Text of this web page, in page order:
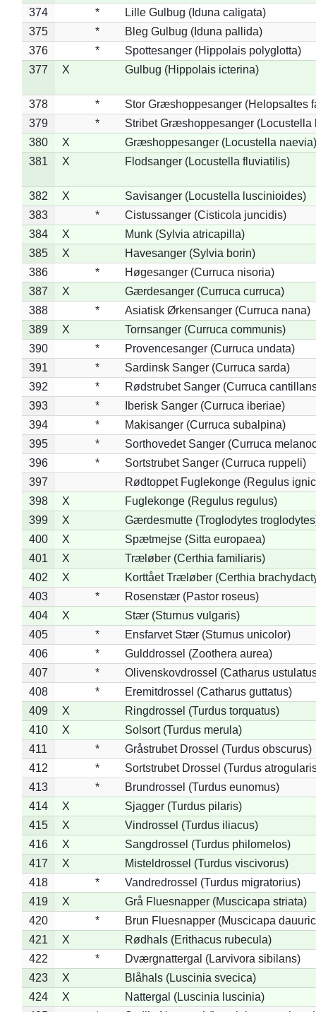
374
*
Lille Gulbug (Iduna caligata)
375
*
Bleg Gulbug (Iduna pallida)
376
*
Spottesanger (Hippolais polyglotta)
377
X Gulbug (Hippolais icterina)
378 *
Stor Græshoppesanger (Helopsaltes
379
*
Stribet Græshoppesanger (Locustella
380
X
Græshoppesanger (Locustella naevia)
381
X Flodsanger (Locustella fluviatilis)
382 X
Savisanger (Locustella luscinioides)
383
*
Cistussanger (Cisticola juncidis)
384
X
Munk (Sylvia atricapilla)
385
X
Havesanger (Sylvia borin)
386
*
Høgesanger (Curruca nisoria)
387
X
Gærdesanger (Curruca curruca)
388
*
Asiatisk Ørkensanger (Curruca nana)
389
X
Tornsanger (Curruca communis)
390
*
Provencesanger (Curruca undata)
391
*
Sardinsk Sanger (Curruca sarda)
392
*
Rødstrubet Sanger (Curruca
393
*
Iberisk Sanger (Curruca iberiae)
394
*
Makisanger (Curruca subalpina)
395
*
Sorthovedet Sanger (Curruca
396
*
Sortstrubet Sanger (Curruca ruppeli)
397
Rødtoppet Fuglekonge (Regulus
398
X
Fuglekonge (Regulus regulus)
399
X
Gærdesmutte (Troglodytes
400
X
Spætmejse (Sitta europaea)
401
X
Træløber (Certhia familiaris)
402
X
Korttået Træløber (Certhia
403
*
Rosenstær (Pastor roseus)
404
X
Stær (Sturnus vulgaris)
405
*
Ensfarvet Stær (Sturnus unicolor)
406
*
Gulddrossel (Zoothera aurea)
407
*
Olivenskovdrossel (Catharus
408
*
Eremitdrossel (Catharus guttatus)
409
X
Ringdrossel (Turdus torquatus)
410
X
Solsort (Turdus merula)
411
*
Gråstrubet Drossel (Turdus obscurus)
412
*
Sortstrubet Drossel (Turdus
413
*
Brundrossel (Turdus eunomus)
414
X
Sjagger (Turdus pilaris)
415
X
Vindrossel (Turdus iliacus)
416
X
Sangdrossel (Turdus philomelos)
417
X
Misteldrossel (Turdus viscivorus)
418
*
Vandredrossel (Turdus migratorius)
419
X
Grå Fluesnapper (Muscicapa striata)
420
*
Brun Fluesnapper (Muscicapa
421
X
Rødhals (Erithacus rubecula)
422
*
Dværgnattergal (Larvivora sibilans)
423
X
Blåhals (Luscinia svecica)
424
X
Nattergal (Luscinia luscinia)